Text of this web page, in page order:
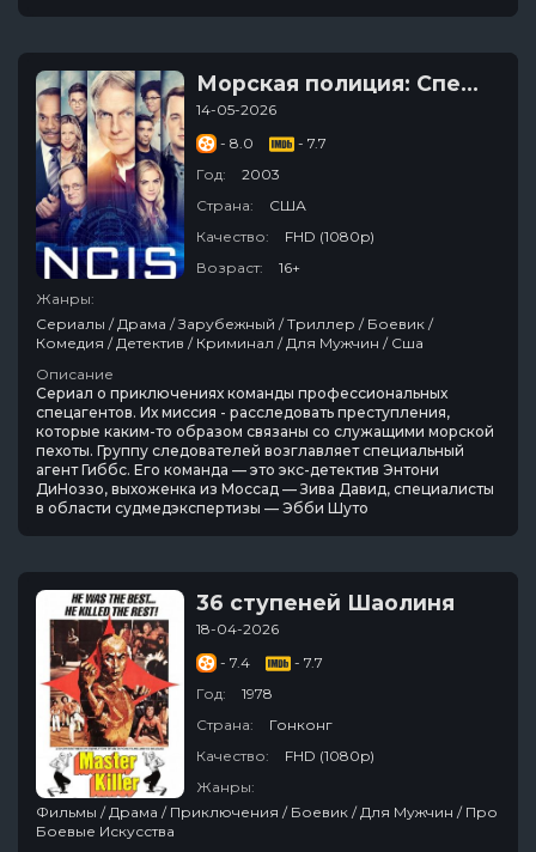
Морская полиция: Спецотдел
14-05-2026
- 8.0
- 7.7
Год:
2003
Страна:
США
Качество:
FHD (1080p)
Возраст:
16+
Жанры:
Сериалы / Драма / Зарубежный / Триллер / Боевик /
Комедия / Детектив / Криминал / Для Мужчин / Сша
Описание
Сериал о приключениях команды профессиональных
спецагентов. Их миссия - расследовать преступления,
которые каким-то образом связаны со служащими морской
пехоты. Группу следователей возглавляет специальный
агент Гиббс. Его команда — это экс-детектив Энтони
ДиНоззо, выхоженка из Моссад — Зива Давид, специалисты
в области судмедэкспертизы — Эбби Шуто
36 ступеней Шаолиня
18-04-2026
- 7.4
- 7.7
Год:
1978
Страна:
Гонконг
Качество:
FHD (1080p)
Жанры:
Фильмы / Драма / Приключения / Боевик / Для Мужчин / Про
Боевые Искусства